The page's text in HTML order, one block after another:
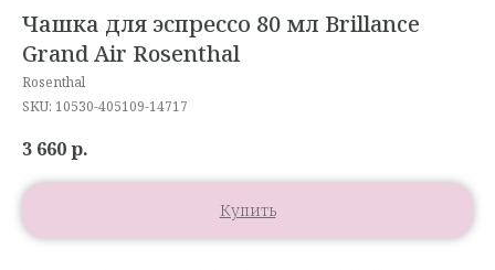
Чашка для эспрессо 80 мл Brillance
Grand Air Rosenthal
Rosenthal
SKU: 10530-405109-14717
3 660р.
Купить